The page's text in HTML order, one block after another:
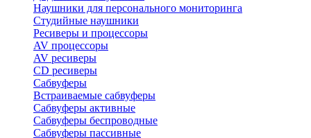
Наушники для персонального мониторинга
Студийные наушники
Ресиверы и процессоры
AV процессоры
AV ресиверы
CD ресиверы
Сабвуферы
Встраиваемые сабвуферы
Сабвуферы активные
Сабвуферы беспроводные
Сабвуферы пассивные